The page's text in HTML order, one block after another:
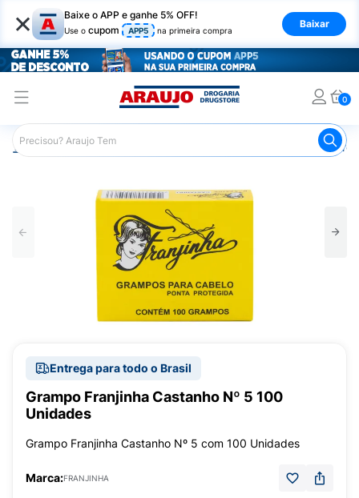
× Baixe o APP e ganhe 5% OFF!
Use o cupom APP5 na primeira compra
Baixar
0
Araujo Cabelo
Entrega para todo o Brasil
Grampo Franjinha Castanho Nº 5 100
Unidades
Grampo Franjinha Castanho Nº 5 com 100 Unidades
Marca:FRANJINHA